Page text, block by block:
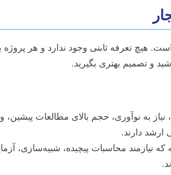
است. هیچ تعرفه ثابتی وجود ندارد و هر
و تصمیم بهتری بگیرید.
نیاز به نوآوری، حجم بالای مطالعات
ارشد دارند.
نیازمند محاسبات پیچیده، شبیه‌سازی،